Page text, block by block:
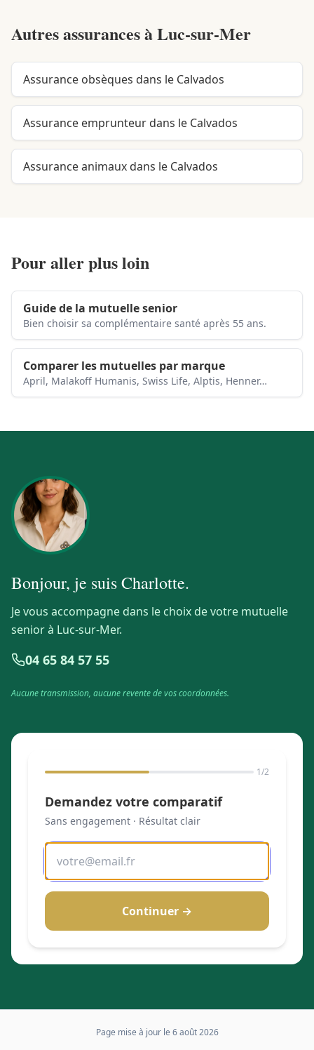
Autres assurances àLuc-sur-Mer
Assurance obsèques dans le Calvados
Assurance emprunteur dans le Calvados
Assurance animaux dans le Calvados
Pour aller plus loin
Guide de la mutuelle senior
Bien choisir sa complémentaire santé après 55 ans.
Comparer les mutuelles par marque
April, Malakoff Humanis, Swiss Life, Alptis, Henner…
Bonjour, je suisCharlotte.
Je vous accompagne dans le choix de votre mutuelle
senior à Luc-sur-Mer.
04 65 84 57 55
Aucune transmission, aucune revente de vos coordonnées.
1/2
Demandez votre comparatif
Sans engagement · Résultat clair
Continuer →
Page mise à jour le 6 août 2026